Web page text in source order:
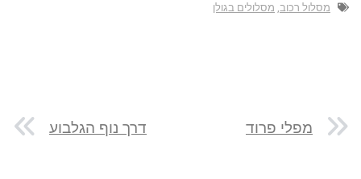
מסלול רכוב מסלולים בגולן
מפלי פרוד דרך נוף הגלבוע